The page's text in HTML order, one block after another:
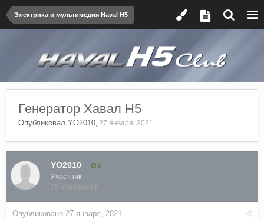
Электрика и мультимедия Haval H5
Генератор Хавал Н5
Опубликовал YO2010, 27 января, 2021
YO2010 6
Участник
25 сообщений
Опубликовано 27 января, 2021